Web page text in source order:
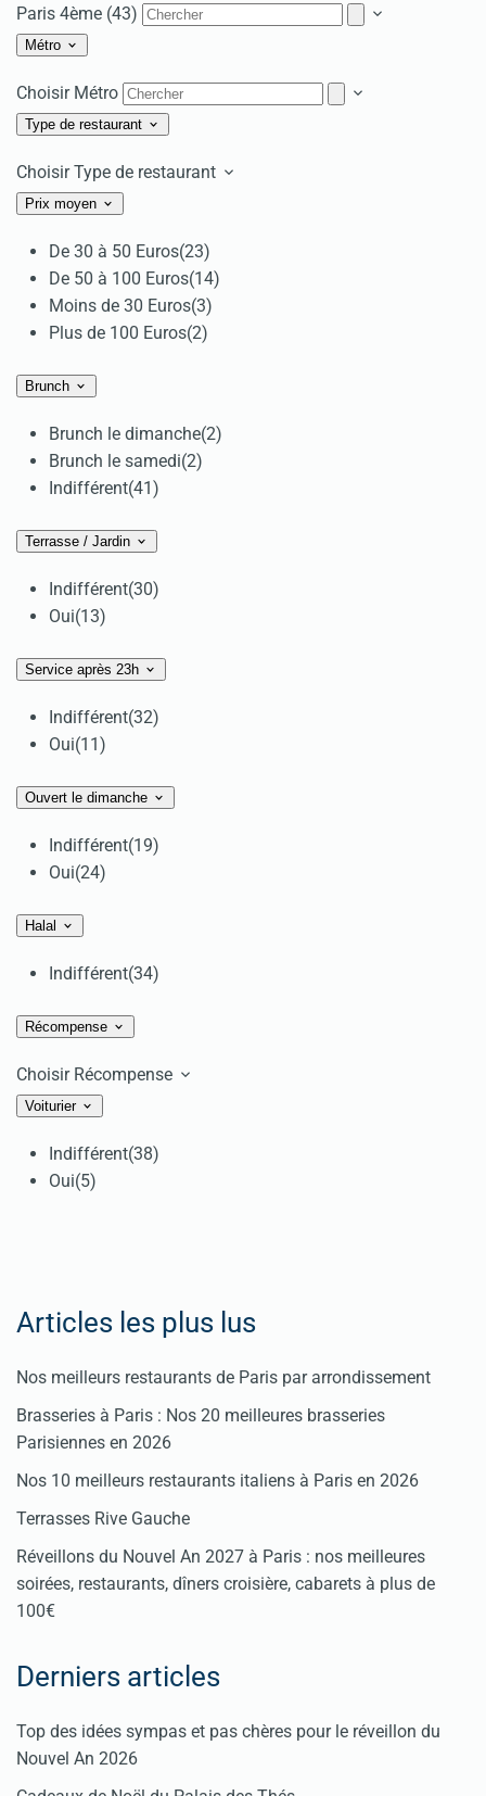
Paris 4ème (43)
Métro
Choisir Métro
Type de restaurant
Choisir Type de restaurant
Prix moyen
De 30 à 50 Euros(23)
De 50 à 100 Euros(14)
Moins de 30 Euros(3)
Plus de 100 Euros(2)
Brunch
Brunch le dimanche(2)
Brunch le samedi(2)
Indifférent(41)
Terrasse / Jardin
Indifférent(30)
Oui(13)
Service après 23h
Indifférent(32)
Oui(11)
Ouvert le dimanche
Indifférent(19)
Oui(24)
Halal
Indifférent(34)
Récompense
Choisir Récompense
Voiturier
Indifférent(38)
Oui(5)
Articles les plus lus
Nos meilleurs restaurants de Paris par arrondissement
Brasseries à Paris : Nos 20 meilleures brasseries
Parisiennes en 2026
Nos 10 meilleurs restaurants italiens à Paris en 2026
Terrasses Rive Gauche
Réveillons du Nouvel An 2027 à Paris : nos meilleures
soirées, restaurants, dîners croisière, cabarets à plus de
100€
Derniers articles
Top des idées sympas et pas chères pour le réveillon du
Nouvel An 2026